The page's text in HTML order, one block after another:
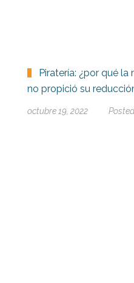
Piratería: ¿por qué
no propició su
octubre 19, 2022